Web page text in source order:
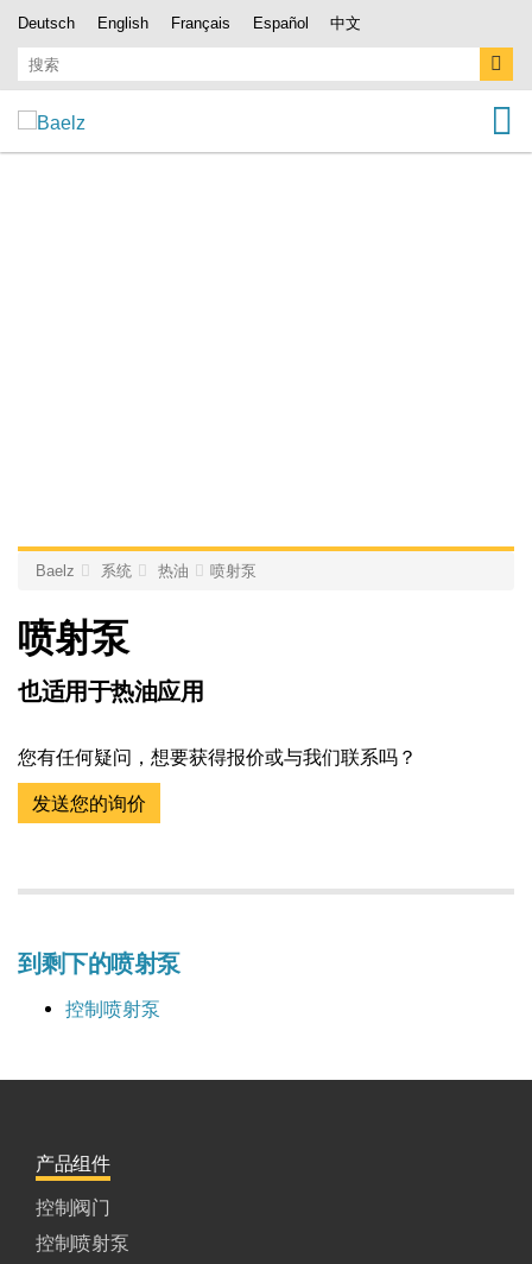
Deutsch English Français Español 中文
Baelz 系统 热油 喷射泵
喷射泵
也适用于热油应用
您有任何疑问，想要获得报价或与我们联系吗？
发送您的询价
到剩下的喷射泵
控制喷射泵
产品组件
控制阀门
控制喷射泵